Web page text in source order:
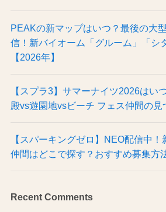
PEAKの新マップはいつ？最後の大
信！新バイオーム「グルーム」「シ
【2026年】
【スプラ3】サマーナイツ2026はい
殿vs遊園地vsビーチ フェス仲間の見
【スパーキングゼロ】NEO配信中
仲間はどこで探す？おすすめ募集方
Recent Comments